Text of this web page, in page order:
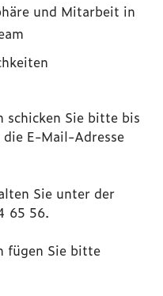
und Mitarbeit in
schicken Sie bitte bis
die E-Mail-Adresse
Sie unter der
65 56.
fügen Sie bitte